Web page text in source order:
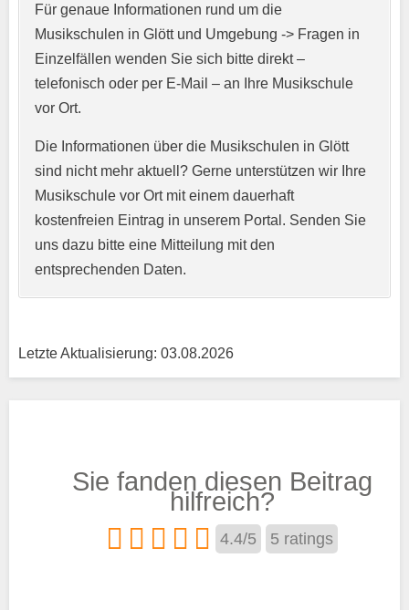
Kurzprofil der Musikschule*
Trägertyp*
Für genaue Informationen rund um die
Musikschulen in Glött und Umgebung -> Fragen in
Einzelfällen wenden Sie sich bitte direkt –
telefonisch oder per E-Mail – an Ihre Musikschule
vor Ort.
Die Informationen über die Musikschulen in Glött
sind nicht mehr aktuell? Gerne unterstützen wir Ihre
Musikschule vor Ort mit einem dauerhaft
kostenfreien Eintrag in unserem Portal. Senden Sie
uns dazu bitte eine Mitteilung mit den
entsprechenden Daten.
Letzte Aktualisierung: 03.08.2026
Sie fanden diesen Beitrag
hilfreich?
4.4/5 5 ratings